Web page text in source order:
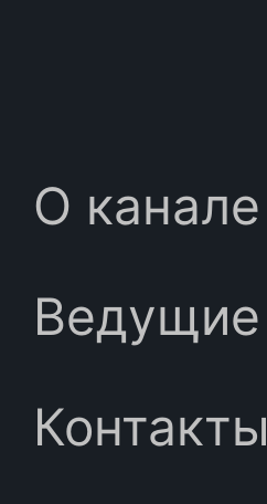
О канале
Ведущие
Контакты